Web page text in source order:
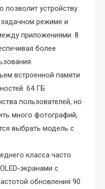
позволит устройству
режиме и
приложениями. 8
более
встроенной памяти
64 ГБ
пользователей, но
много фотографий,
выбрать модель с
класса часто
экранами с
обновления 90